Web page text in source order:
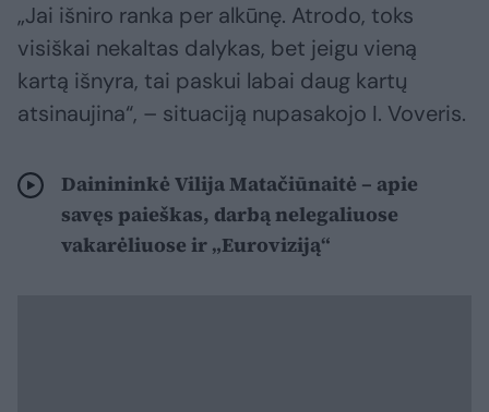
„Jai išniro ranka per alkūnę. Atrodo, toks
visiškai nekaltas dalykas, bet jeigu vieną
kartą išnyra, tai paskui labai daug kartų
atsinaujina“, – situaciją nupasakojo I. Voveris.
Dainininkė Vilija Matačiūnaitė – apie
savęs paieškas, darbą nelegaliuose
vakarėliuose ir „Euroviziją“